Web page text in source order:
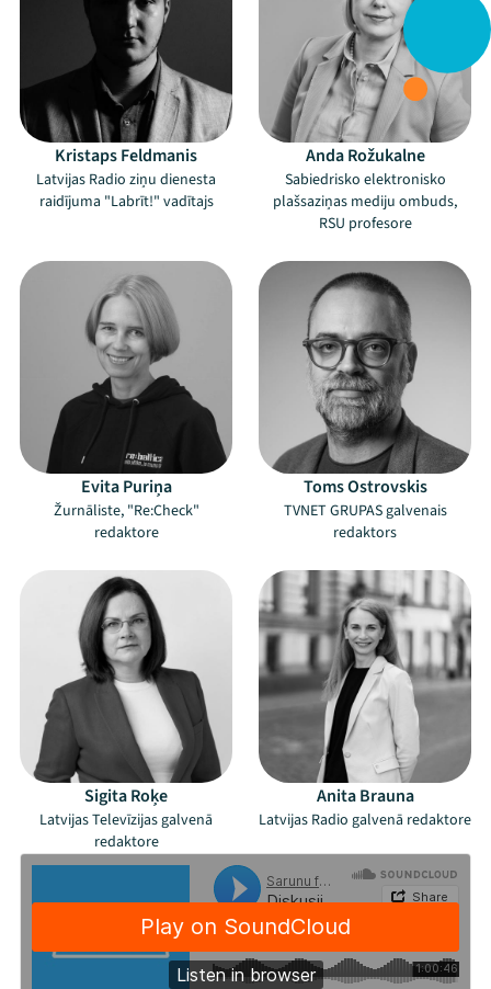
Mana programma
Festivāls
Programma
Kristaps Feldmanis
Latvijas Radio ziņu dienesta
raidījuma "Labrīt!" vadītajs
Anda Rožukalne
Sabiedrisko elektronisko
plašsaziņas mediju ombuds,
RSU profesore
Evita Puriņa
Žurnāliste, "Re:Check"
redaktore
Toms Ostrovskis
TVNET GRUPAS galvenais
redaktors
Sigita Roķe
Latvijas Televīzijas galvenā
redaktore
Anita Brauna
Latvijas Radio galvenā redaktore